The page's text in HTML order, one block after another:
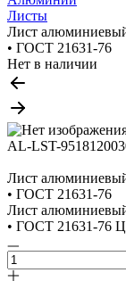
Листы
Лист
• ГОСТ 21631-76
Нет в наличии
AL-LST-
Лист
• ГОСТ 21631-76
Лист
• ГОСТ 21631-76